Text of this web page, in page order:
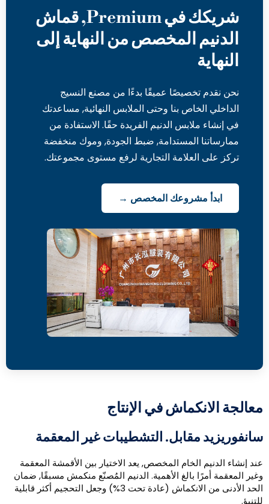
شريكك في Premium, قماش
الدنيم المخصص من النهاية إلى
النهاية
نحن نقدم تخصيصًا عميقًا بدءًا من مصنع النسيج
الداخلي الخاص بنا وحتى الملابس النهائية, مساعدتك
في إنشاء ملابس الدنيم الفريدة حقًا. الاستفادة من
ممارساتنا المستدامة, ضبط الجودة, وموك منخفضة
تركز على العلامة التجارية لرفع مستوى مجموعتك.
ابدأ مشروعك المخصص →
الانكماش في الإنتاج
مقابل. التشطيبات غير المعقمة
إنشاء الدنيم الخام المخصص, يعد الاختيار بين الأقمشة المعقمة
المعقمة أمرًا بالغ الأهمية. الدنيم المُصنّع منكمش مسبقًا, ضمان
الحد الأدنى من الانكماش (عادة تحت 3%) وجعل التحجيم أكثر قابلية